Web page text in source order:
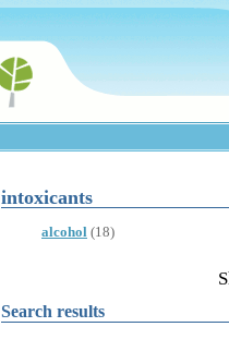
intoxicants
alcohol (18)
Search results